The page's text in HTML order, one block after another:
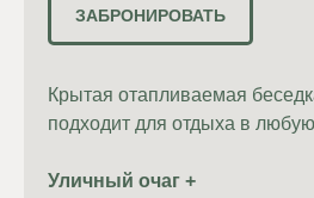
ЗАБРОНИРОВАТЬ
Крытая отапливаемая
подходит для отдыха в
Уличный очаг +